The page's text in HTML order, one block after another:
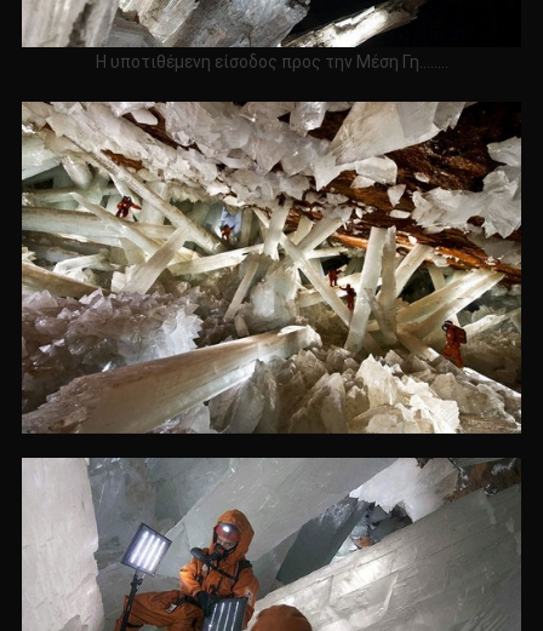
Η υποτιθέμενη είσοδος προς την Μέση Γη……..